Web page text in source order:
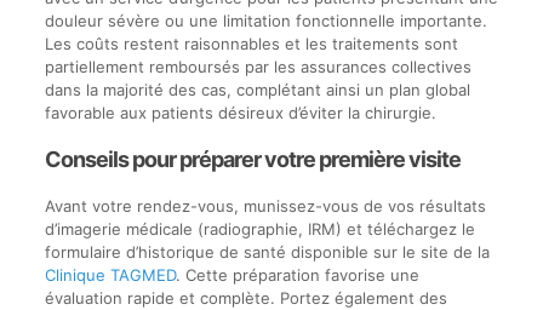
douleur sévère ou une limitation fonctionnelle importante.
Les coûts restent raisonnables et les traitements sont
partiellement remboursés par les assurances collectives
dans la majorité des cas, complétant ainsi un plan global
favorable aux patients désireux d’éviter la chirurgie.
Conseils pour préparer votre première visite
Avant votre rendez-vous, munissez-vous de vos résultats
d’imagerie médicale (radiographie, IRM) et téléchargez le
formulaire d’historique de santé disponible sur le site de la
Clinique TAGMED. Cette préparation favorise une
évaluation rapide et complète. Portez également des